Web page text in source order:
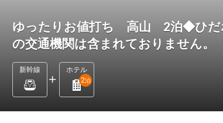
ゆったりお値打ち 高山 2泊◆ひだ
の交通機関は含まれておりません。
新幹線
ホテル
2泊